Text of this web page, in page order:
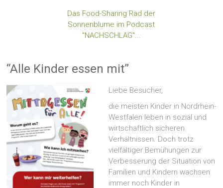
Das Food-Sharing Rad der
Sonnenblume im Podcast
"NACHSCHLAG"...
“Alle Kinder essen mit”
Liebe Besucher,
die meisten Kinder in Nordrhein-
Westfalen leben in sozial und
wirtschaftlich sicheren
Verhältnissen. Doch trotz
vielfältiger Bemühungen zur
Verbesserung der Situation von
Familien und Kindern wachsen
immer noch Kinder in